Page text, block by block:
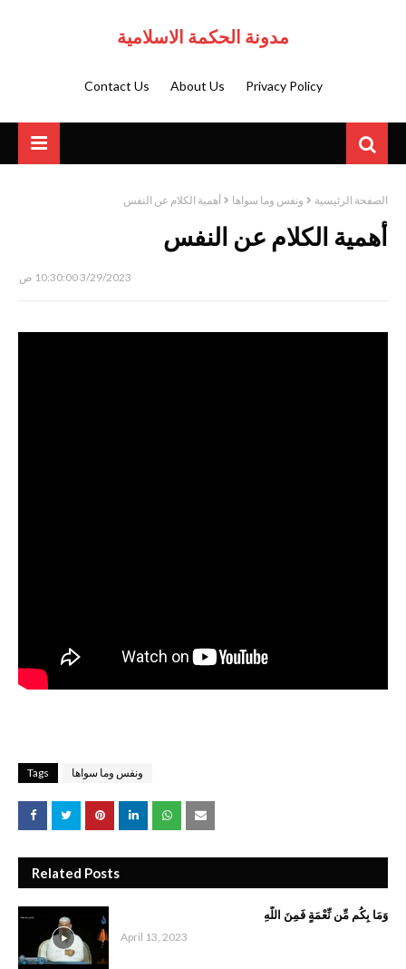
مدونة الحكمة الاسلامية
Privacy Policy
About Us
Contact Us
الصفحة الرئيسية ونفس وما سواها أهمية الكلام عن النفس
أهمية الكلام عن النفس
3/29/2023 10:30:00 ص
Tags ونفس وما سواها
Related Posts
وَمَا بِكُم مِّن نِّعْمَةٍ فَمِنَ اللَّهِ
April 13, 2023